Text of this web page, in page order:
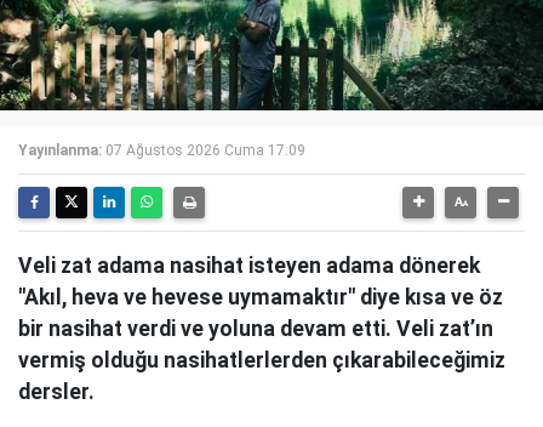
Yayınlanma: 07 Ağustos 2026 Cuma 17:09
Veli zat adama nasihat isteyen adama dönerek
"Akıl, heva ve hevese uymamaktır" diye kısa ve öz
bir nasihat verdi ve yoluna devam etti. Veli zat’ın
vermiş olduğu nasihatlerlerden çıkarabileceğimiz
dersler.